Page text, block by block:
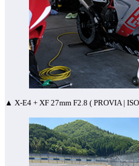
▲ X-E4 + XF 27mm F2.8 ( PROVIA |